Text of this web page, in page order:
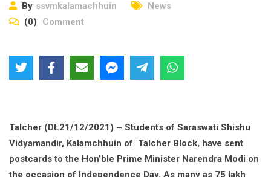
By ssvmkalamachhuin
News
(0)
Comment
Talcher (Dt.21/12/2021) – Students of Saraswati Shishu
Vidyamandir, Kalamchhuin of Talcher Block, have sent
postcards to the Hon’ble Prime Minister Narendra Modi on
the occasion of Independence Day. As many as 75 lakh